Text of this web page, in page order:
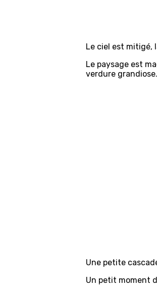
Le ciel est mitigé,
Le paysage est
verdure grandiose.
Une petite
Un petit moment